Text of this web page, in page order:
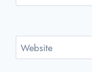
Website